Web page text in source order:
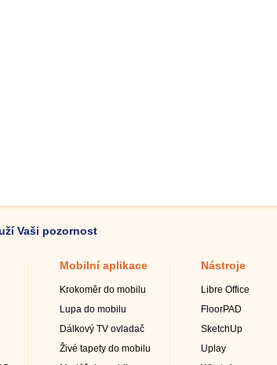
Vaši pozornost
Mobilní aplikace
Krokoměr do mobilu
Lupa do mobilu
Dálkový TV ovladač
Živé tapety do mobilu
Nástroje
Libre Office
FloorPAD
SketchUp
Uplay